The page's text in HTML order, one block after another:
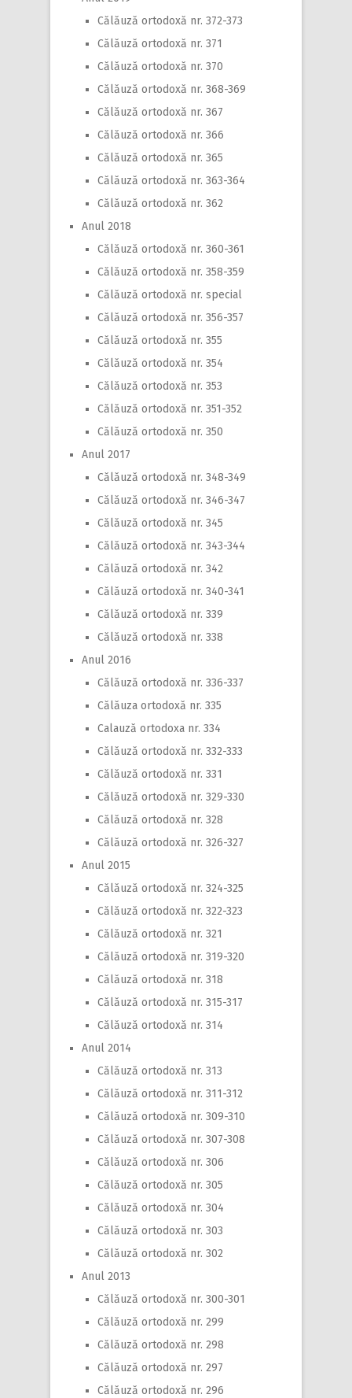
Călăuză ortodoxă nr. 372-373
Călăuză ortodoxă nr. 371
Călăuză ortodoxă nr. 370
Călăuză ortodoxă nr. 368-369
Călăuză ortodoxă nr. 367
Călăuză ortodoxă nr. 366
Călăuză ortodoxă nr. 365
Călăuză ortodoxă nr. 363-364
Călăuză ortodoxă nr. 362
Anul 2018
Călăuză ortodoxă nr. 360-361
Călăuză ortodoxă nr. 358-359
Călăuză ortodoxă nr. special
Călăuză ortodoxă nr. 356-357
Călăuză ortodoxă nr. 355
Călăuză ortodoxă nr. 354
Călăuză ortodoxă nr. 353
Călăuză ortodoxă nr. 351-352
Călăuză ortodoxă nr. 350
Anul 2017
Călăuză ortodoxă nr. 348-349
Călăuză ortodoxă nr. 346-347
Călăuză ortodoxă nr. 345
Călăuză ortodoxă nr. 343-344
Călăuză ortodoxă nr. 342
Călăuză ortodoxă nr. 340-341
Călăuză ortodoxă nr. 339
Călăuză ortodoxă nr. 338
Anul 2016
Călăuză ortodoxă nr. 336-337
Călăuza ortodoxă nr. 335
Calauză ortodoxa nr. 334
Călăuză ortodoxă nr. 332-333
Călăuză ortodoxă nr. 331
Călăuză ortodoxă nr. 329-330
Călăuză ortodoxă nr. 328
Călăuză ortodoxă nr. 326-327
Anul 2015
Călăuză ortodoxă nr. 324-325
Călăuză ortodoxă nr. 322-323
Călăuză ortodoxă nr. 321
Călăuză ortodoxă nr. 319-320
Călăuză ortodoxă nr. 318
Călăuză ortodoxă nr. 315-317
Călăuză ortodoxă nr. 314
Anul 2014
Călăuză ortodoxă nr. 313
Călăuză ortodoxă nr. 311-312
Călăuză ortodoxă nr. 309-310
Călăuză ortodoxă nr. 307-308
Călăuză ortodoxă nr. 306
Călăuză ortodoxă nr. 305
Călăuză ortodoxă nr. 304
Călăuză ortodoxă nr. 303
Călăuză ortodoxă nr. 302
Anul 2013
Călăuză ortodoxă nr. 300-301
Călăuză ortodoxă nr. 299
Călăuză ortodoxă nr. 298
Călăuză ortodoxă nr. 297
Călăuză ortodoxă nr. 296